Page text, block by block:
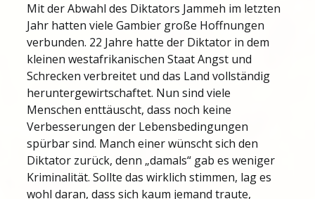
Mit der Abwahl des Diktators Jammeh im letzten
Jahr hatten viele Gambier große Hoffnungen
verbunden. 22 Jahre hatte der Diktator in dem
kleinen westafrikanischen Staat Angst und
Schrecken verbreitet und das Land vollständig
heruntergewirtschaftet. Nun sind viele
Menschen enttäuscht, dass noch keine
Verbesserungen der Lebensbedingungen
spürbar sind. Manch einer wünscht sich den
Diktator zurück, denn „damals“ gab es weniger
Kriminalität. Sollte das wirklich stimmen, lag es
wohl daran, dass sich kaum jemand traute,